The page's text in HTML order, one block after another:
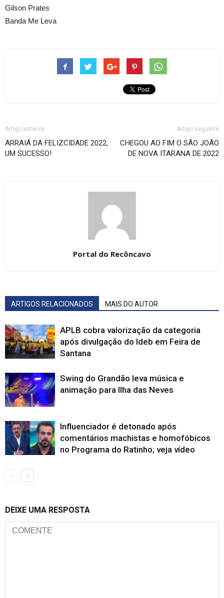
Gilson Prates
Banda Me Leva
Artigo anterior
ARRAIÁ DA FELIZCIDADE 2022,
UM SUCESSO!
Artigo seguinte
CHEGOU AO FIM O SÃO JOÃO
DE NOVA ITARANA DE 2022
Portal do Recôncavo
ARTIGOS RELACIONADOS MAIS DO AUTOR
APLB cobra valorização da categoria
após divulgação do Ideb em Feira de
Santana
Swing do Grandão leva música e
animação para Ilha das Neves
Influenciador é detonado após
comentários machistas e homofóbicos
no Programa do Ratinho; veja vídeo
DEIXE UMA RESPOSTA